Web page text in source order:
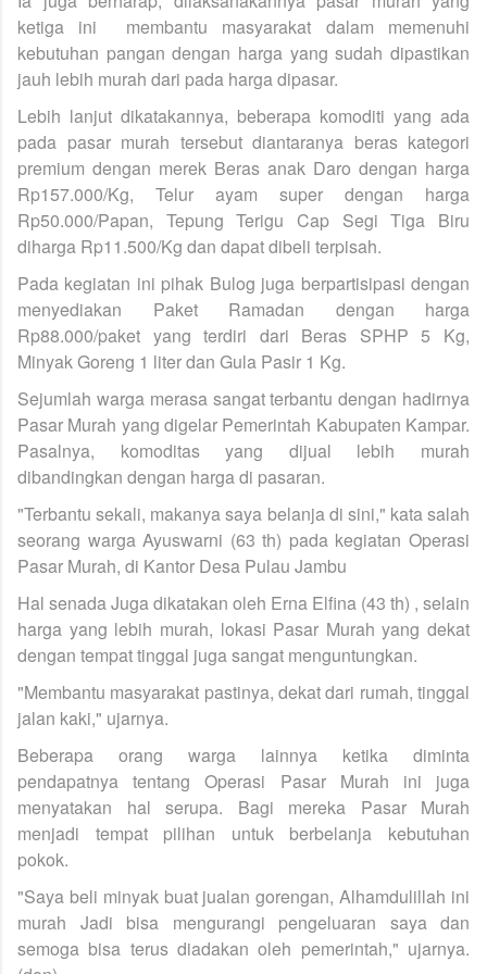
ketiga ini membantu masyarakat dalam memenuhi
kebutuhan pangan dengan harga yang sudah dipastikan
jauh lebih murah dari pada harga dipasar.
Lebih lanjut dikatakannya, beberapa komoditi yang ada
pada pasar murah tersebut diantaranya beras kategori
premium dengan merek Beras anak Daro dengan harga
Rp157.000/Kg, Telur ayam super dengan harga
Rp50.000/Papan, Tepung Terigu Cap Segi Tiga Biru
diharga Rp11.500/Kg dan dapat dibeli terpisah.
Pada kegiatan ini pihak Bulog juga berpartisipasi dengan
menyediakan Paket Ramadan dengan harga
Rp88.000/paket yang terdiri dari Beras SPHP 5 Kg,
Minyak Goreng 1 liter dan Gula Pasir 1 Kg.
Sejumlah warga merasa sangat terbantu dengan hadirnya
Pasar Murah yang digelar Pemerintah Kabupaten Kampar.
Pasalnya, komoditas yang dijual lebih murah
dibandingkan dengan harga di pasaran.
"Terbantu sekali, makanya saya belanja di sini," kata salah
seorang warga Ayuswarni (63 th) pada kegiatan Operasi
Pasar Murah, di Kantor Desa Pulau Jambu
Hal senada Juga dikatakan oleh Erna Elfina (43 th) , selain
harga yang lebih murah, lokasi Pasar Murah yang dekat
dengan tempat tinggal juga sangat menguntungkan.
"Membantu masyarakat pastinya, dekat dari rumah, tinggal
jalan kaki," ujarnya.
Beberapa orang warga lainnya ketika diminta
pendapatnya tentang Operasi Pasar Murah ini juga
menyatakan hal serupa. Bagi mereka Pasar Murah
menjadi tempat pilihan untuk berbelanja kebutuhan
pokok.
"Saya beli minyak buat jualan gorengan, Alhamdulillah ini
murah Jadi bisa mengurangi pengeluaran saya dan
semoga bisa terus diadakan oleh pemerintah," ujarnya.